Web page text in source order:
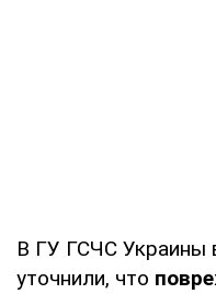
В ГУ ГСЧС Украины
уточнили, что